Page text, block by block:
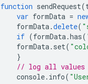
function sendRequest(
var formData =
formData.delete(
if (formData.has(
formData. set(
}
// log all values
console. info(